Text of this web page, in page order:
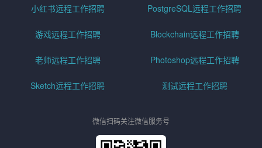
小红书远程工作招聘 PostgreSQL远程工作招聘
游戏远程工作招聘 Blockchain远程工作招聘
老师远程工作招聘 Photoshop远程工作招聘
Sketch远程工作招聘 测试远程工作招聘
微信扫码关注微信服务号